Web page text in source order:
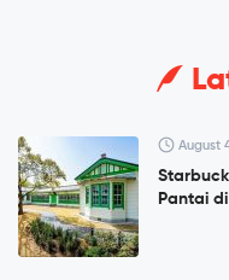
August
Pantai